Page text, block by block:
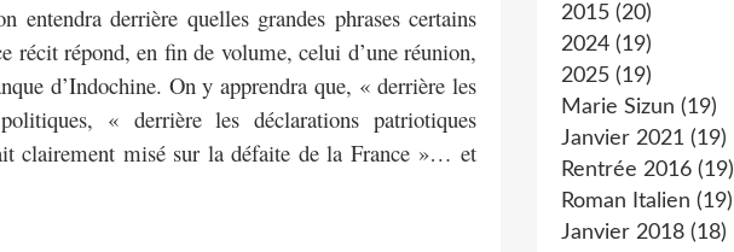
entendra derrière quelles grandes phrases certains
récit répond, en fin de volume, celui d’une réunion,
d’Indochine. On y apprendra que, « derrière les
« derrière les déclarations patriotiques
clairement misé sur la défaite de la France »… et
2015 (20)
2024 (19)
2025 (19)
Marie Sizun (19)
Janvier 2021 (19)
Rentrée 2016 (19)
Roman Italien (19)
Janvier 2018 (18)